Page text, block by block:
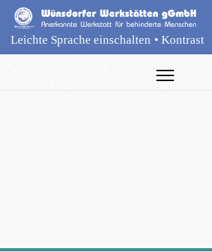
Leichte Sprache einschalten • Kontrast